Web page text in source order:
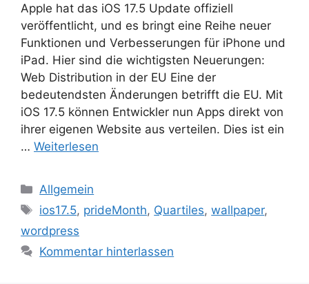
Apple hat das iOS 17.5 Update offiziell
veröffentlicht, und es bringt eine Reihe neuer
Funktionen und Verbesserungen für iPhone und
iPad. Hier sind die wichtigsten Neuerungen:
Web Distribution in der EU Eine der
bedeutendsten Änderungen betrifft die EU. Mit
iOS 17.5 können Entwickler nun Apps direkt von
ihrer eigenen Website aus verteilen. Dies ist ein
… Weiterlesen
Kategorien
Allgemein
Schlagwörter
ios17.5, prideMonth, Quartiles,wallpaper,
wordpress
Kommentar hinterlassen